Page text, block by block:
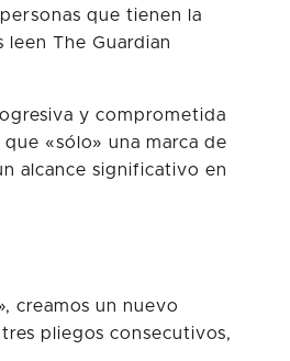
que tienen la
leen The Guardian
y comprometida
«sólo» una marca de
alcance significativo en
creamos un nuevo
pliegos consecutivos,